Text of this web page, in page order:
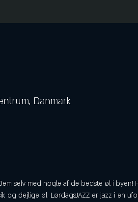
Danmark
selv med nogle af de bedste øl i byen!
og dejlige øl. LørdagsJAZZ er jazz i en